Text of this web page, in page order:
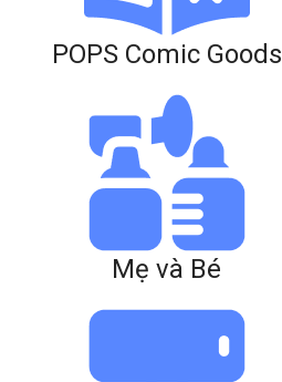
POPS Comic Goods
Mẹ và Bé